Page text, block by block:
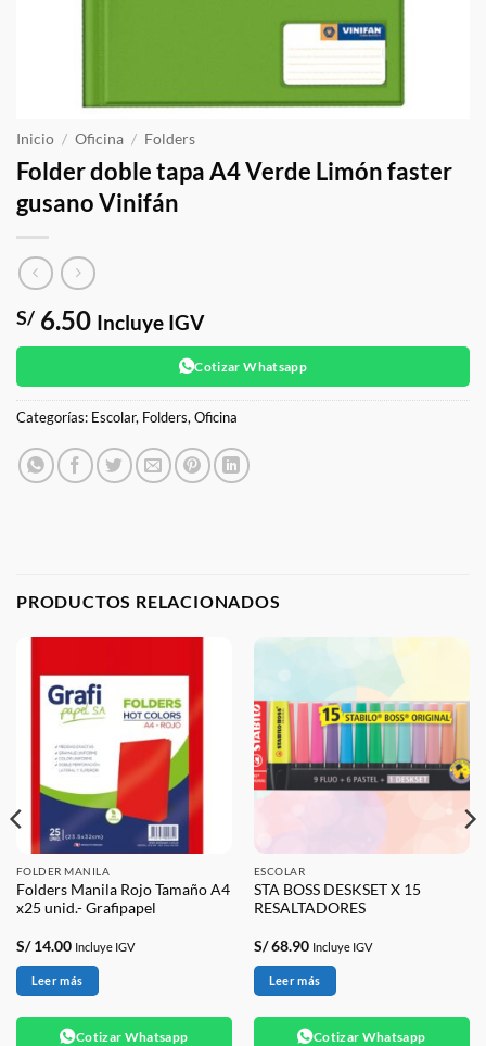
Inicio / Oficina / Folders
Folder doble tapa A4 Verde Limón faster
gusano Vinifán
S/ 6.50 Incluye IGV
Cotizar Whatsapp
Categorías: Escolar, Folders,Oficina
PRODUCTOS RELACIONADOS
FOLDER MANILA
Folders Manila Rojo Tamaño A4
x25 unid.- Grafipapel
S/14.00 Incluye IGV
Leer más
Cotizar Whatsapp
ESCOLAR
STA BOSS DESKSET X 15
RESALTADORES
S/68.90 Incluye IGV
Leer más
Cotizar Whatsapp